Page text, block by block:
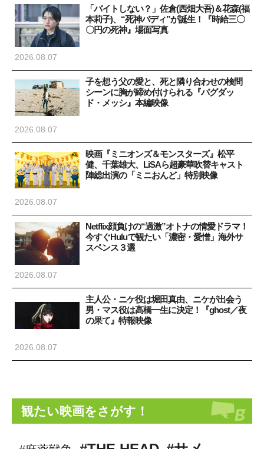
「バイトしない？」佐倉(西畑大吾)＆花森(福
本莉子)、“死神バディ”が誕生！『時給三〇
〇円の死神』場面写真
2026.08.07
子を想う父の愛と、死と隣り合わせの検問
シーンに胸が締め付けられる『バグダッ
ド・メッシ』本編映像
2026.08.07
映画『ミニオンズ＆モンスターズ』松平
健、千葉雄大、LiSAら超豪華吹替キャスト
陣総出演の「ミニおんど」特別映像
2026.08.07
Netflix顔負けの“過激”オトナの情愛ドラマ！
今すぐHuluで観たい「濃密・愛憎」海外サ
スペンス３選
2026.08.07
主人公・ニケ役は堀田真由、ニケが出会う
男・マス役は高橋一生に決定！『ghost／夜
の果て』特報映像
2026.08.07
観たい映画をさがす！